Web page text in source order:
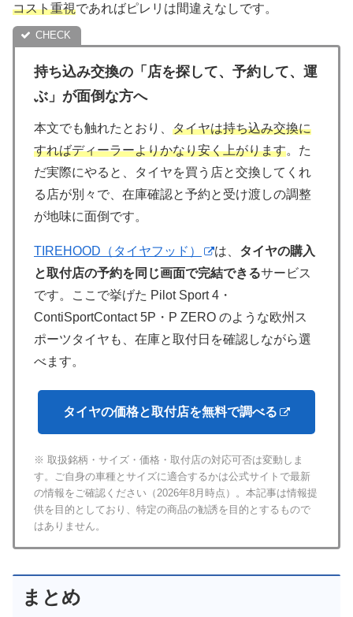
コスト重視であればピレリは間違えなしです。
持ち込み交換の「店を探して、予約して、運
ぶ」が面倒な方へ
本文でも触れたとおり、 タイヤは持ち込み交換に
すればディーラーよりかなり安く上がります。た
だ実際にやると、タイヤを買う店と交換してくれ
る店が別々で、在庫確認と予約と受け渡しの調整
が地味に面倒です。
TIREHOOD（タイヤフッド） は、 タイヤの購入
と取付店の予約を同じ画面で完結できるサービス
です。ここで挙げた Pilot Sport 4・
ContiSportContact 5P・P ZERO のような欧州ス
ポーツタイヤも、在庫と取付日を確認しながら選
べます。
タイヤの価格と取付店を無料で調べる
※ 取扱銘柄・サイズ・価格・取付店の対応可否は変動しま
す。ご自身の車種とサイズに適合するかは公式サイトで最新
の情報をご確認ください（2026年8月時点）。本記事は情報提
供を目的としており、特定の商品の勧誘を目的とするもので
はありません。
まとめ